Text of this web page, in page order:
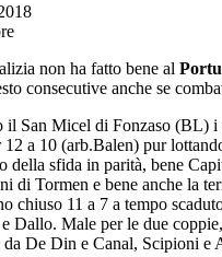
non ha fatto bene al
consecutive anche se
il San Micel di Fonzaso (BL) i
12 a 10 (arb.Balen) pur
della sfida in parità, bene
di Tormen e bene anche la
chiuso 11 a 7 a tempo
Dallo. Male per le due
da De Din e Canal, Scipioni e